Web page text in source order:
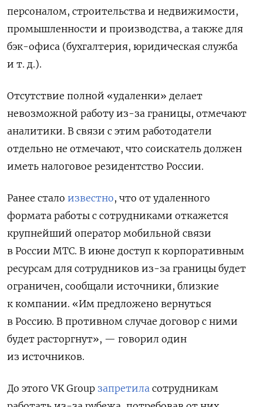
персоналом, строительства и недвижимости,
промышленности и производства, а также для
бэк-офиса (бухгалтерия, юридическая служба
и т. д.).
Отсутствие полной «удаленки» делает
невозможной работу из-за границы, отмечают
аналитики. В связи с этим работодатели
отдельно не отмечают, что соискатель должен
иметь налоговое резидентство России.
Ранее стало известно, что от удаленного
формата работы с сотрудниками откажется
крупнейший оператор мобильной связи
в России МТС. В июне доступ к корпоративным
ресурсам для сотрудников из-за границы будет
ограничен, сообщали источники, близкие
к компании. «Им предложено вернуться
в Россию. В противном случае договор с ними
будет расторгнут», — говорил один
из источников.
До этого VK Group запретила сотрудникам